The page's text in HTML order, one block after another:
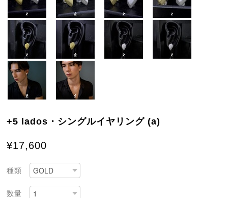
+5 lados・シングルイヤリング (a)
¥17,600
種類
数量